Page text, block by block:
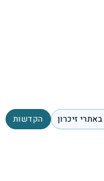
זיכרון הקדשות